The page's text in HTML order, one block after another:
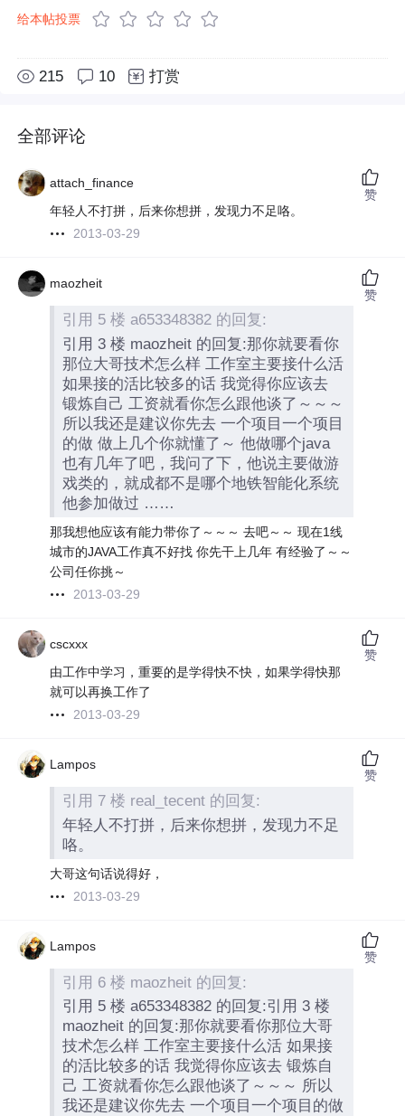
给本帖投票
215 10 打赏
全部评论
attach_finance
年轻人不打拼，后来你想拼，发现力不足咯。
2013-03-29
赞
maozheit
引用 5 楼 a653348382 的回复:
引用 3 楼 maozheit 的回复:那你就要看你
那位大哥技术怎么样 工作室主要接什么活
如果接的活比较多的话 我觉得你应该去
锻炼自己 工资就看你怎么跟他谈了～～～
所以我还是建议你先去 一个项目一个项目
的做 做上几个你就懂了～ 他做哪个java
也有几年了吧，我问了下，他说主要做游
戏类的，就成都不是哪个地铁智能化系统
他参加做过 ……
那我想他应该有能力带你了～～～ 去吧～～ 现在1线
城市的JAVA工作真不好找 你先干上几年 有经验了～～
公司任你挑～
2013-03-29
赞
cscxxx
由工作中学习，重要的是学得快不快，如果学得快那
就可以再换工作了
2013-03-29
赞
Lampos
引用 7 楼 real_tecent 的回复:
年轻人不打拼，后来你想拼，发现力不足
咯。
大哥这句话说得好，
2013-03-29
赞
Lampos
引用 6 楼 maozheit 的回复:
引用 5 楼 a653348382 的回复:引用 3 楼
maozheit 的回复:那你就要看你那位大哥
技术怎么样 工作室主要接什么活 如果接
的活比较多的话 我觉得你应该去 锻炼自
己 工资就看你怎么跟他谈了～～～ 所以
我还是建议你先去 一个项目一个项目的做
赞